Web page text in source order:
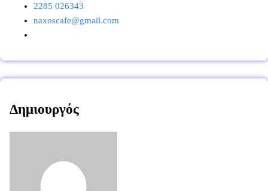
2285 026343
naxoscafe@gmail.com
Δημιουργός